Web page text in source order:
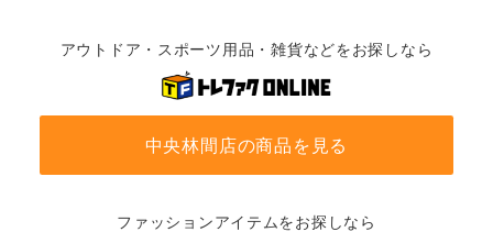
アウトドア・スポーツ用品・雑貨などをお探しなら
中央林間店の商品を見る
ファッションアイテムをお探しなら